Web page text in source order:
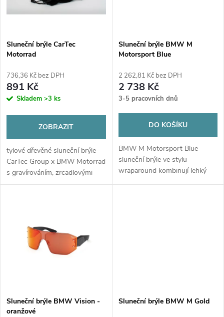
p
r
o
u
k
i
s
p
r
o
d
u
k
Sluneční brýle CarTec
Motorrad
736,36 Kč bez DPH
891 Kč
Skladem >3 ks
ZOBRAZIT
tylové dřevěné sluneční brýle
CarTec Group x BMW Motorrad
s gravírováním, zrcadlovými
skly (modrá/stříbrná), UV400
Sluneční brýle BMW M
Motorsport Blue
2 262,81 Kč bez DPH
2 738 Kč
3-5 pracovních dnů
DO KOŠÍKU
BMW M Motorsport Blue
sluneční brýle ve stylu
wraparound kombinují lehký
Sluneční brýle BMW Vision -
oranžové
Sluneční brýle BMW M Gold